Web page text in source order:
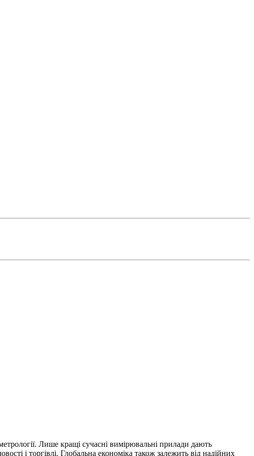
Лише кращі сучасні вимірювальні прилади дають
і торгівлі. Глобальна економіка також залежить від надійних